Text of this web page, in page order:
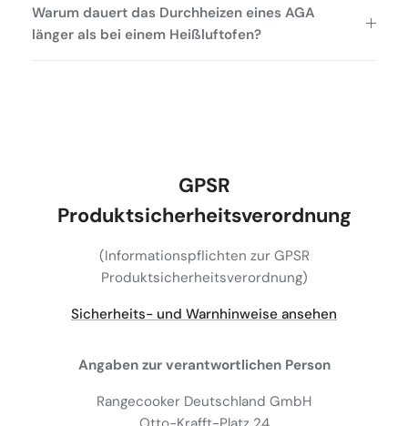
Warum dauert das Durchheizen eines AGA
länger als bei einem Heißluftofen?
GPSR
Produktsicherheitsverordnung
(Informationspflichten zur GPSR
Produktsicherheitsverordnung)
Sicherheits- und Warnhinweise ansehen
Angaben zur verantwortlichen Person
Rangecooker Deutschland GmbH